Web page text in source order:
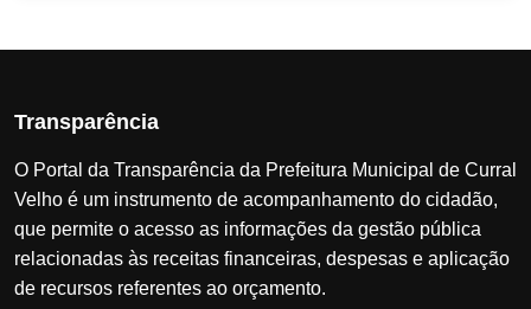
Transparência
O Portal da Transparência da Prefeitura Municipal de Curral
Velho é um instrumento de acompanhamento do cidadão,
que permite o acesso as informações da gestão pública
relacionadas às receitas financeiras, despesas e aplicação
de recursos referentes ao orçamento.